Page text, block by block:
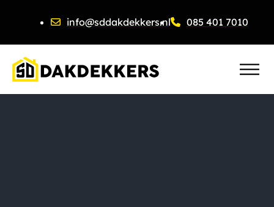
info@sddakdekkers.nl 085 401 7010